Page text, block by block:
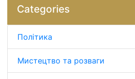
Categories
Політика
Мистецтво та розваги